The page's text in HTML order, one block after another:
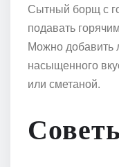
Сытный борщ с
подавать
Можно добавить
насыщенного
или сметаной.